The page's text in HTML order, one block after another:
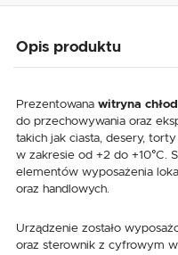
Opis produktu
Prezentowana witryna
do przechowywania oraz
takich jak ciasta, desery,
w zakresie od +2 do +10°C.
elementów wyposażenia
oraz handlowych.
Urządzenie zostało
oraz sterownik z cyfrowym